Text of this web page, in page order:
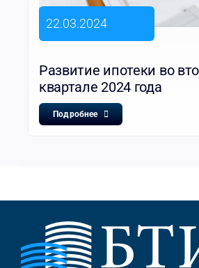
22.03.2024
Развитие ипотеки во
квартале 2024 года
Подробнее